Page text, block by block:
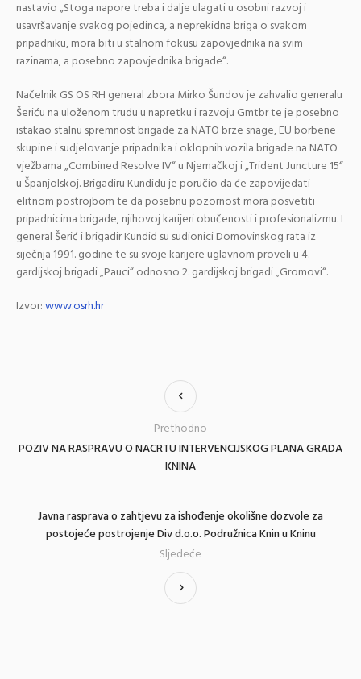
nastavio „Stoga napore treba i dalje ulagati u osobni razvoj i
usavršavanje svakog pojedinca, a neprekidna briga o svakom
pripadniku, mora biti u stalnom fokusu zapovjednika na svim
razinama, a posebno zapovjednika brigade“.
Načelnik GS OS RH general zbora Mirko Šundovje zahvalio generalu
Šeriću na uloženom trudu u napretku i razvoju Gmtbr te je posebno
istakao stalnu spremnost brigade za NATO brze snage, EU borbene
skupine i sudjelovanje pripadnika i oklopnih vozila brigade na NATO
vježbama „Combined Resolve IV“ u Njemačkoj i „Trident Juncture 15“
u Španjolskoj. Brigadiru Kundidu je poručio da će zapovijedati
elitnom postrojbom te da posebnu pozornost mora posvetiti
pripadnicima brigade, njihovoj karijeri obučenosti i profesionalizmu. I
general Šerić i brigadir Kundid su sudionici Domovinskog rata iz
siječnja 1991. godine te su svoje karijere uglavnom proveli u 4.
gardijskoj brigadi „Pauci“ odnosno 2. gardijskoj brigadi „Gromovi“.
Izvor:www.osrh.hr
POZIV NA RASPRAVU O NACRTU INTERVENCIJSKOG PLANA GRADA
KNINA
Prethodno
Javna rasprava o zahtjevu za ishođenje okolišne dozvole za
postojeće postrojenje Div d.o.o. Podružnica Knin u Kninu
Sljedeće